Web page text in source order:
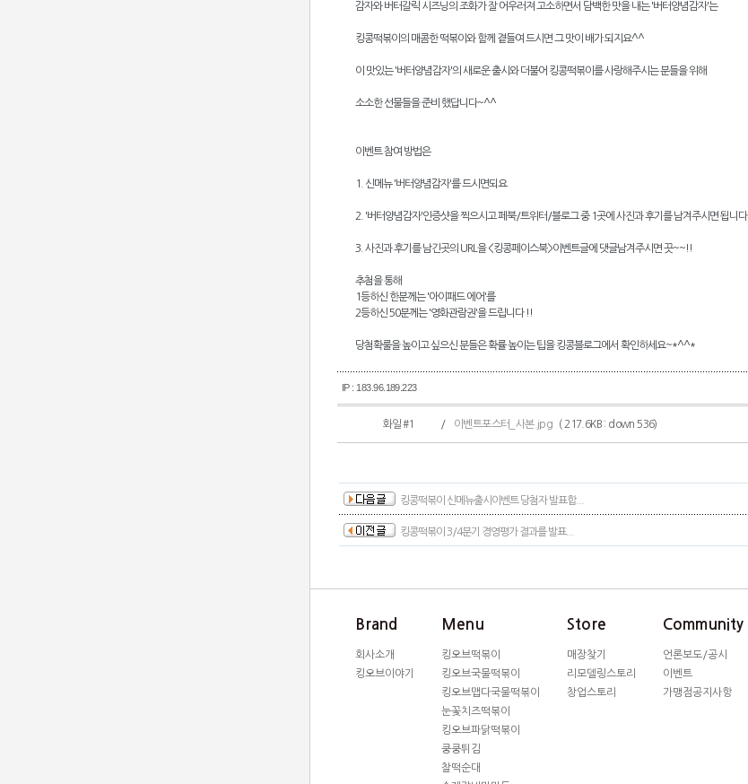
감자와 버터갈릭 시즈닝의 조화가 잘 어우러져 고소하면서 담백한 맛을 내는 '버터양념감자'는
킹콩떡볶이의 매콤한 떡볶이와 함께 곁들여 드시면 그 맛이 배가 되지요^^
이 맛있는 '버터양념감자'의 새로운 출시와 더불어 킹콩떡볶이를 사랑해주시는 분들을 위해
소소한 선물들을 준비 했답니다~^^
이벤트 참여 방법은
1. 신메뉴 '버터양념감자'를 드시면되요
2. '버터양념감자'인증샷을 찍으시고 페북/트위터/블로그 중 1곳에 사진과 후기를 남겨주시면 됩니다
3. 사진과 후기를 남긴곳의 URL을 <킹콩페이스북>이벤트글에 댓글남겨주시면 끗~~!!
추첨을 통해
1등하신 한분께는 '아이패드 에어'를
2등하신 50분께는 '영화관람권'을 드립니다 !!
당첨확룰을 높이고 싶으신 분들은 확률 높이는 팁을 킹콩블로그에서 확인하세요~*^^*
IP : 183.96.189.223
화일 #1 / 이벤트포스터_사본.jpg ( 217.6KB : down 536)
킹콩떡볶이 신메뉴출시이벤트 당첨자 발표합...
킹콩떡볶이 3/4분기 경영평가 결과를 발표...
Brand
회사소개
킹오브이야기
Menu
킹오브떡볶이
킹오브국물떡볶이
킹오브맵다국물떡볶이
눈꽃치즈떡볶이
킹오브파닭떡볶이
쿵쿵튀김
찰떡순대
Store
매장찾기
리모델링스토리
창업스토리
Community
언론보도/공시
이벤트
가맹점공지사항